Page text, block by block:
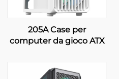
205A Case per
computer da gioco ATX